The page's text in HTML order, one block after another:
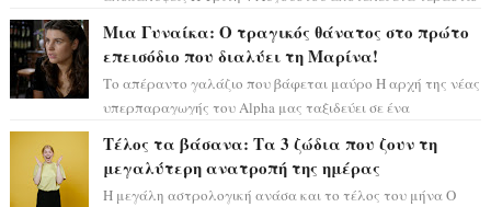
Μια Γυναίκα: Ο τραγικός θάνατος στο πρώτο
επεισόδιο που διαλύει τη Μαρίνα!
Το απέραντο γαλάζιο που βάφεται μαύρο Η αρχή της νέας
υπερπαραγωγής του Alpha μας ταξιδεύει σε ένα
Τέλος τα βάσανα: Τα 3 ζώδια που ζουν τη
μεγαλύτερη ανατροπή της ημέρας
Η μεγάλη αστρολογική ανάσα και το τέλος του μήνα Ο